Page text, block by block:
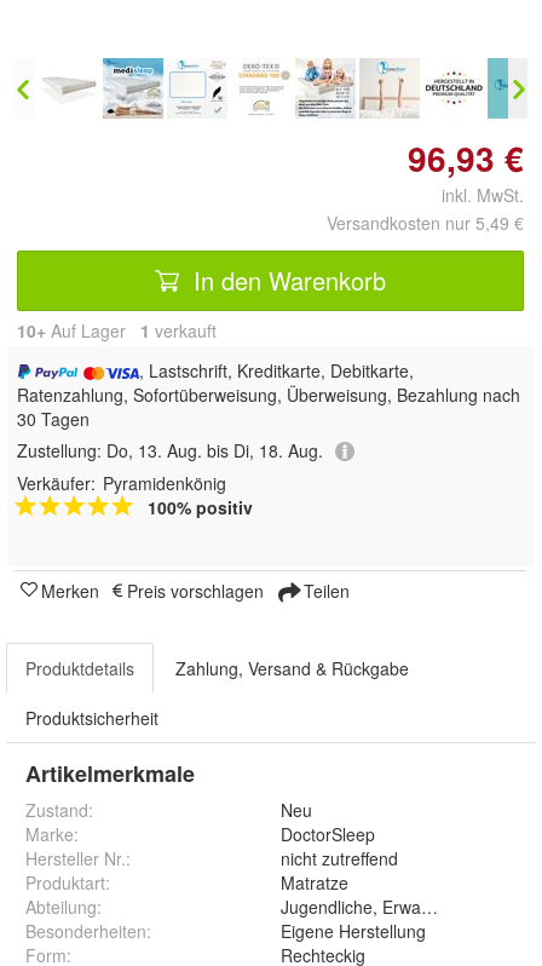
96,93 €
inkl. MwSt.
Versandkosten nur 5,49 €
In den Warenkorb
10+ Auf Lager 1 verkauft
, Lastschrift, Kreditkarte, Debitkarte,
Ratenzahlung, Sofortüberweisung, Überweisung, Bezahlung nach
30 Tagen
Zustellung: Do, 13. Aug. bis Di, 18. Aug.
Verkäufer: Pyramidenkönig
100% positiv
Merken Preis vorschlagen Teilen
Produktdetails Zahlung, Versand & Rückgabe
Produktsicherheit
Artikelmerkmale
Zustand:
Neu
Marke:
DoctorSleep
Hersteller Nr.:
nicht zutreffend
Produktart:
Matratze
Abteilung:
Jugendliche, Erwachsene
Besonderheiten:
Eigene Herstellung
Form:
Rechteckig